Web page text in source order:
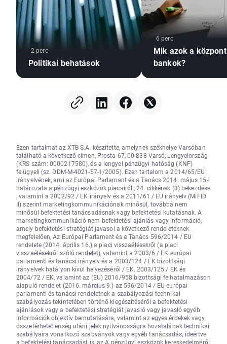
2 perc
Politikai behatások
6 perc
Mik azok a
bankok?
Ezen tartalmat az XTB S.A. készítette, amelynek székhelye Varsóban
található a következő címen, Prosta 67, 00-838 Varsó, Lengyelország
(KRS szám: 0000217580), és a lengyel pénzügyi hatóság (KNF)
felügyeli (sz. DDM-M-4021-57-1/2005). Ezen tartalom a 2014/65/EU
irányelvének, ami az Európai Parlament és a Tanács 2014. május 15-i
határozata a pénzügyi eszközök piacairól , 24. cikkének (3) bekezdése
, valamint a 2002/92 / EK irányelv és a 2011/61 / EU irányelv (MiFID
II) szerint marketingkommunikációnak minősül, továbbá nem
minősül befektetési tanácsadásnak vagy befektetési kutatásnak. A
marketingkommunikáció nem befektetési ajánlás vagy információ,
amely befektetési stratégiát javasol a következő rendeleteknek
megfelelően, Az Európai Parlament és a Tanács 596/2014 / EU
rendelete (2014. április 16.) a piaci visszaélésekről (a piaci
visszaélésekről szóló rendelet), valamint a 2003/6 / EK európai
parlamenti és tanácsi irányelv és a 2003/124 / EK bizottsági
irányelvek hatályon kívül helyezéséről / EK, 2003/125 / EK és
2004/72 / EK, valamint az (EU) 2016/958 bizottsági felhatalmazáson
alapuló rendelet (2016. március 9.) az 596/2014 / EU európai
parlamenti és tanácsi rendeletnek a szabályozási technikai
szabályozás tekintetében történő kiegészítéséről a befektetési
ajánlások vagy a befektetési stratégiát javasló vagy javasló egyéb
információk objektív bemutatására, valamint az egyes érdekek vagy
összeférhetetlenség utáni jelek nyilvánosságra hozatalának technikai
szabályaira vonatkozó szabványok vagy egyéb tanácsadás, ideértve
a befektetési tanácsadást is, az A pénzügyi eszközök kereskedelméről